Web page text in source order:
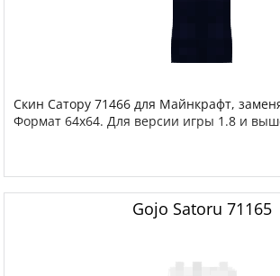
Скин Сатору 71466 для Майнкрафт,
Формат 64x64. Для версии игры 1.8 и
Gojo Satoru 71165